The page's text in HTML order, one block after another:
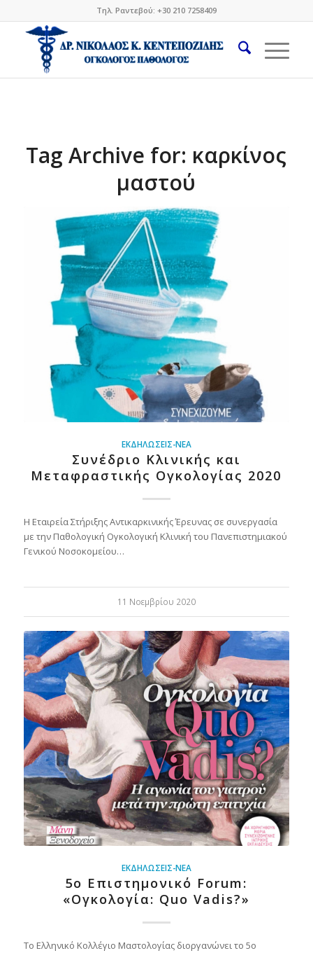
Τηλ. Ραντεβού: +30 210 7258409
Tag Archive for: καρκίνος
μαστού
ΕΚΔΗΛΏΣΕΙΣ-ΝΈΑ
Συνέδριο Κλινικής και
Μεταφραστικής Ογκολογίας 2020
Η Εταιρεία Στήριξης Αντικαρκινικής Έρευνας σε συνεργασία
με την Παθολογική Ογκολογική Κλινική του Πανεπιστημιακού
Γενικού Νοσοκομείου…
11 Νοεμβρίου 2020
ΕΚΔΗΛΏΣΕΙΣ-ΝΈΑ
5ο Επιστημονικό Forum:
«Ογκολογία: Quo Vadis?»
Το Ελληνικό Κολλέγιο Μαστολογίας διοργανώνει το 5ο